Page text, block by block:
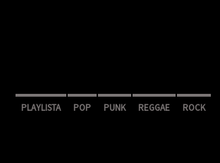
PLAYLISTA POP PUNK REGGAE ROCK